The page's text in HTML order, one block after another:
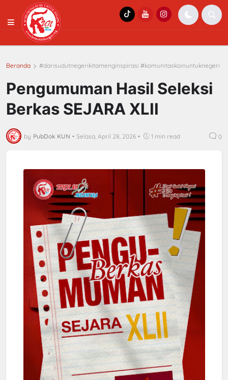
Beranda #darisudutnegerikitamenginspirasi #komunitaskoinuntuknegeri
Pengumuman Hasil Seleksi
Berkas SEJARA XLII
by PubDok KUN • Selasa, April 28, 2026 • 1 min read 0